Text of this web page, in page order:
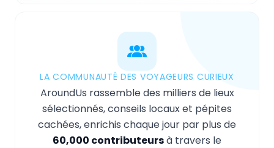
LA COMMUNAUTÉ DES VOYAGEURS CURIEUX
AroundUs rassemble des milliers de lieux
sélectionnés, conseils locaux et pépites
cachées, enrichis chaque jour par plus de
60,000 contributeursà travers le